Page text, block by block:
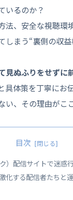
いるのか？
法、安全な視聴環
しまう“裏側の収
見ぬふりをせずに
具体策を丁寧にお
い、その理由がこ
目次
）配信サイトで迷惑
化する配信者たちと